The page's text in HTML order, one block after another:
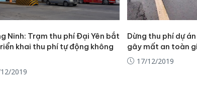
Ninh: Trạm thu phí Đại Yên bắt
khai thu phí tự động không
2019
Dừng thu phí dự
gây mất an toàn
17/12/2019